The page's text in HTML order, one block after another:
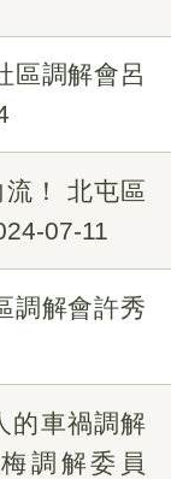
區調解會呂
！ 北屯區
07-11
調解會許秀
的車禍調解
調解委員